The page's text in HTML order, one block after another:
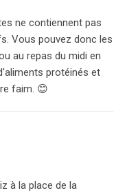
ne contiennent pas
Vous pouvez donc les
au repas du midi en
protéinés et
faim. 😊
à la place de la